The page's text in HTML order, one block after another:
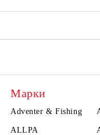
Марки
Adventer & Fishing
ALLPA